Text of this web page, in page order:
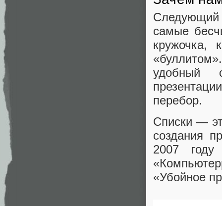
Следующий
самые
кружочка,
удобный
перебор.
Списки —
создания
2007
«Убойное